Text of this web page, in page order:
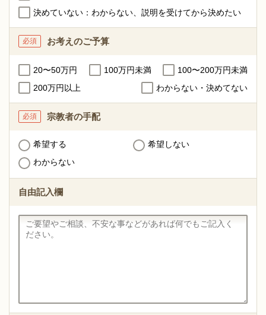
決めていない：わからない、説明を受けてから決めたい
お考えのご予算
必須
20〜50万円 100万円未満
100〜200万円未満
200万円以上
わからない・決めてない
宗教者の手配
必須
希望する
希望しない
わからない
自由記入欄